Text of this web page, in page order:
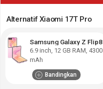
Alternatif Xiaomi 17T Pro
Samsung Galaxy Z Flip8
6.9 inch, 12 GB RAM 4300
mAh
Bandingkan